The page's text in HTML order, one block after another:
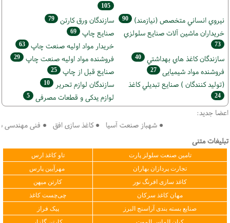
105
نيروي انساني متخصص (نیازمند) 90 سازندگان ورق كارتن 79
خریداران ماشين آلات صنايع سلولزي
73
صنايع چاپ 69
خريدار مواد اوليه صنعت چاپ 63
سازندگان كاغذ هاي بهداشتي 40 فروشنده مواد اوليه صنعت چاپ 29
فروشنده مواد شیمیایی 27 صنايع قبل از چاپ 25
(تولید كنندگان ) صنايع تبديلي كاغذ
24
سازندگان لوازم تحریر 10
لوازم یدکی و قطعات مصرفی 5
اعضا جدید:
● شهباز صنعت آسیا ● کاغذ سازی افق ● فنی مهندسی
تبلیغات متنی
تامین صنعت سلولز پارت
تاو کاغذ ارس
تجارت پردازان بهاران
مهرآیین پارس
کاغذ سازی افرنگ نور
کارتن میهن
مهان کاغذ سرکان
چی‌چست کاغذ
صنایع بسته بندی آراسنج البرز
پیک فراز